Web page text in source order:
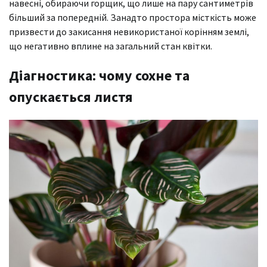
навесні, обираючи горщик, що лише на пару сантиметрів
більший за попередній. Занадто простора місткість може
призвести до закисання невикористаної корінням землі,
що негативно вплине на загальний стан квітки.
Діагностика: чому сохне та
опускається листя